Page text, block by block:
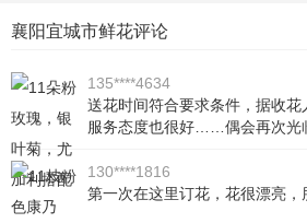
襄阳宜城市鲜花评论
135****4634
送花时间符合要求条件，据收
服务态度也很好……偶会再次光
130****1816
第一次在这里订花，花很漂亮，